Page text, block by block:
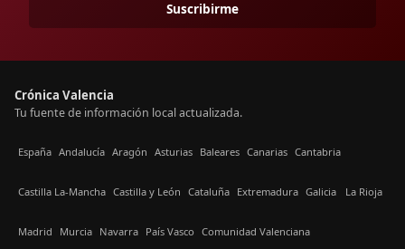
Suscribirme
Crónica Valencia
Tu fuente de información local actualizada.
España Andalucía Aragón Asturias Baleares Canarias Cantabria
Castilla La-Mancha Castilla y León Cataluña Extremadura Galicia La Rioja
Madrid Murcia Navarra País Vasco Comunidad Valenciana